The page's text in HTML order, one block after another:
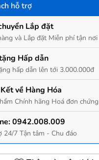
hỗ trợ
Lắp đặt
và Lắp đặt Miễn phí tận nơi
Hấp dẫn
hấp dẫn lên tới 3.000.000đ
về Hàng Hóa
Chính hãng Hoá đơn
0942.008.009
24/7 Tận tâm - Chu đáo